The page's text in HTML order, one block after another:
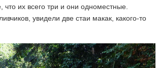
что их всего три и они одноместные.
увидели две стаи макак, какого-то